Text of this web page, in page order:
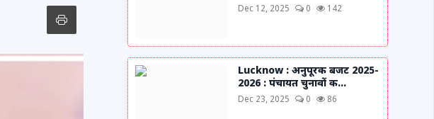
Dec 12, 2025 0 142
Lucknow : अनुपूरक बजट 2025-
2026 : पंचायत चुनावों क...
Dec 23, 2025 0 86